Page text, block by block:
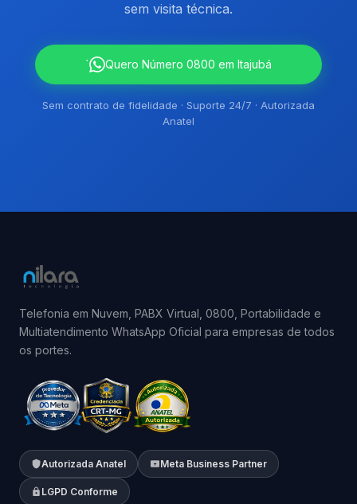
sem visita técnica.
` Quero Número 0800 em Itajubá
Sem contrato de fidelidade · Suporte 24/7 · Autorizada
Anatel
Telefonia em Nuvem, PABX Virtual, 0800, Portabilidade e
Multiatendimento WhatsApp Oficial para empresas de todos
os portes.
Autorizada Anatel Meta Business Partner
LGPD Conforme